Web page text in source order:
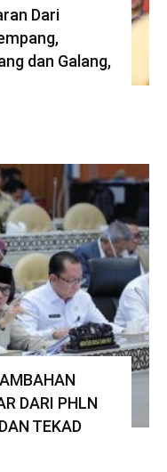
Dari
dan Galang,
DARI PHLN
TEKAD